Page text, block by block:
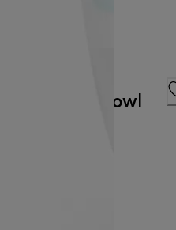
oz Batch Bowl
Maker